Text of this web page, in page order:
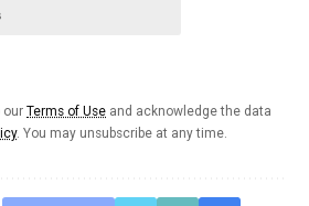
our Terms of Use and acknowledge the data
. You may unsubscribe at any time.